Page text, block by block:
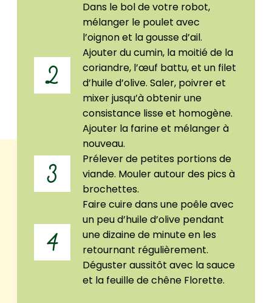
2
Dans le bol de votre robot,
mélanger le poulet avec
l’oignon et la gousse d’ail.
Ajouter du cumin, la moitié de la
coriandre, l’œuf battu, et un filet
d’huile d’olive. Saler, poivrer et
mixer jusqu’à obtenir une
consistance lisse et homogène.
Ajouter la farine et mélanger à
nouveau.
3
Prélever de petites portions de
viande. Mouler autour des pics à
brochettes.
4
Faire cuire dans une poêle avec
un peu d’huile d’olive pendant
une dizaine de minute en les
retournant régulièrement.
Déguster aussitôt avec la sauce
et la feuille de chêne Florette.